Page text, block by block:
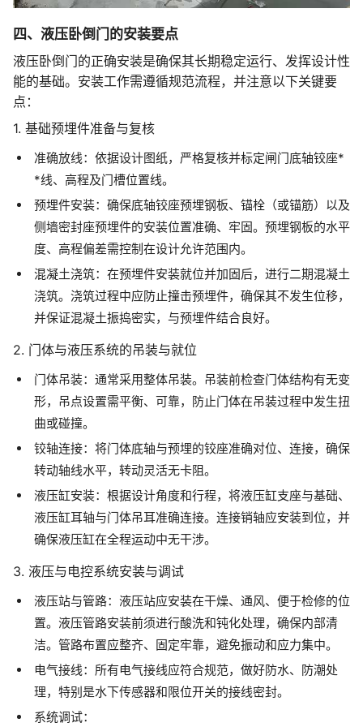
四、液压卧倒门的安装要点
液压卧倒门的正确安装是确保其长期稳定运行、发挥设计性
能的基础。安装工作需遵循规范流程，并注意以下关键要
点：
1. 基础预埋件准备与复核
准确放线：依据设计图纸，严格复核并标定闸门底轴铰座*
*线、高程及门槽位置线。
预埋件安装：确保底轴铰座预埋钢板、锚栓（或锚筋）以及
侧墙密封座预埋件的安装位置准确、牢固。预埋钢板的水平
度、高程偏差需控制在设计允许范围内。
混凝土浇筑：在预埋件安装就位并加固后，进行二期混凝土
浇筑。浇筑过程中应防止撞击预埋件，确保其不发生位移，
并保证混凝土振捣密实，与预埋件结合良好。
2. 门体与液压系统的吊装与就位
门体吊装：通常采用整体吊装。吊装前检查门体结构有无变
形，吊点设置需平衡、可靠，防止门体在吊装过程中发生扭
曲或碰撞。
铰轴连接：将门体底轴与预埋的铰座准确对位、连接，确保
转动轴线水平，转动灵活无卡阻。
液压缸安装：根据设计角度和行程，将液压缸支座与基础、
液压缸耳轴与门体吊耳准确连接。连接销轴应安装到位，并
确保液压缸在全程运动中无干涉。
3. 液压与电控系统安装与调试
液压站与管路：液压站应安装在干燥、通风、便于检修的位
置。液压管路安装前须进行酸洗和钝化处理，确保内部清
洁。管路布置应整齐、固定牢靠，避免振动和应力集中。
电气接线：所有电气接线应符合规范，做好防水、防潮处
理，特别是水下传感器和限位开关的接线密封。
系统调试：